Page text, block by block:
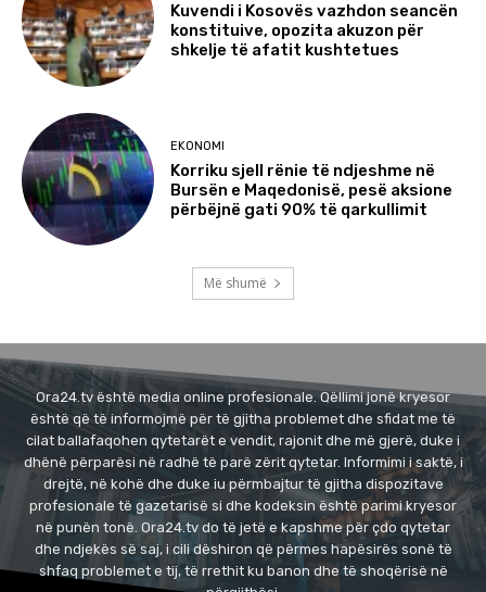
Kuvendi i Kosovës vazhdon seancën
konstituive, opozita akuzon për
shkelje të afatit kushtetues
EKONOMI
Korriku sjell rënie të ndjeshme në
Bursën e Maqedonisë, pesë aksione
përbëjnë gati 90% të qarkullimit
Më shumë
Ora24.tv është media online profesionale. Qëllimi jonë kryesor
është që të informojmë për të gjitha problemet dhe sfidat me të
cilat ballafaqohen qytetarët e vendit, rajonit dhe më gjerë, duke i
dhënë përparësi në radhë të parë zërit qytetar. Informimi i saktë, i
drejtë, në kohë dhe duke iu përmbajtur të gjitha dispozitave
profesionale të gazetarisë si dhe kodeksin është parimi kryesor
në punën tonë. Ora24.tv do të jetë e kapshme për çdo qytetar
dhe ndjekës së saj, i cili dëshiron që përmes hapësirës sonë të
shfaq problemet e tij, të rrethit ku banon dhe të shoqërisë në